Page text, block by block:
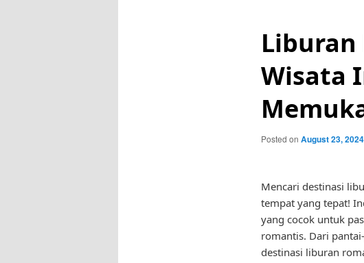
Liburan
Wisata
Posted on August 23, 2024
Mencari destinasi
tempat yang tepat!
yang cocok untuk
romantis. Dari
destinasi liburan